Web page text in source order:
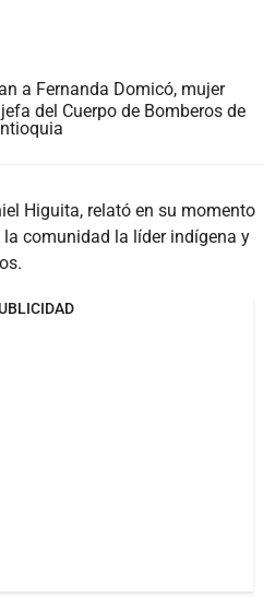
a Fernanda Domicó, mujer
del Cuerpo de Bomberos de
Higuita, relató en su momento
comunidad la líder indígena y